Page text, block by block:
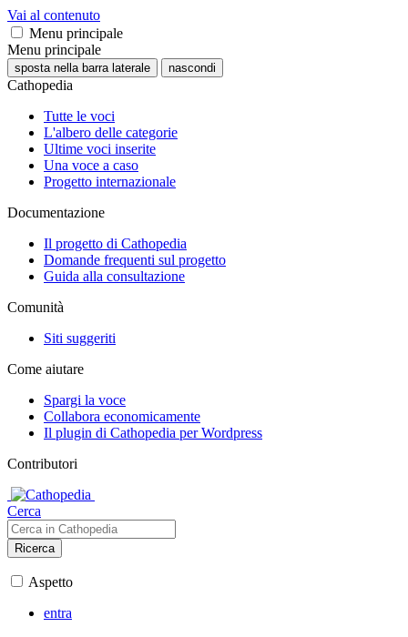
Vai al contenuto
Menu principale
Menu principale
sposta nella barra laterale nascondi
Cathopedia
Tutte le voci
L'albero delle categorie
Ultime voci inserite
Una voce a caso
Progetto internazionale
Documentazione
Il progetto di Cathopedia
Domande frequenti sul progetto
Guida alla consultazione
Comunità
Siti suggeriti
Come aiutare
Spargi la voce
Collabora economicamente
Il plugin di Cathopedia per Wordpress
Contributori
Cerca
Ricerca
Aspetto
entra